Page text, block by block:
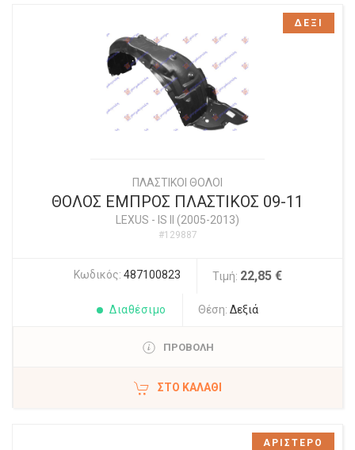
ΠΛΑΣΤΙΚΟΙ ΘΟΛΟΙ
ΘΟΛΟΣ ΕΜΠΡΟΣ ΠΛΑΣΤΙΚΟΣ 09-11
LEXUS - IS II (2005-2013)
#129887
Κωδικός: 487100823 Τιμή: 22,85 €
Διαθέσιμο Θέση: Δεξιά
ΠΡΟΒΟΛΗ
ΣΤΟ ΚΑΛΆΘΙ
ΔΕΞΙ
ΑΡΙΣΤΕΡΟ